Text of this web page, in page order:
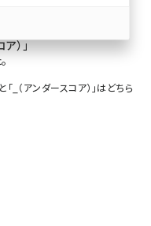
）」
_（アンダースコア）」はどちら